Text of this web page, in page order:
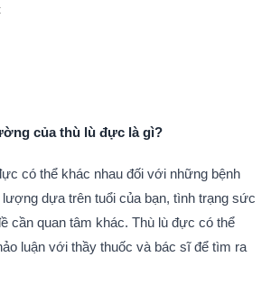
của thù lù đực là gì?
có thể khác nhau đối với những bệnh
lượng dựa trên tuổi của bạn, tình trạng sức
cần quan tâm khác. Thù lù đực có thể
luận với thầy thuốc và bác sĩ để tìm ra